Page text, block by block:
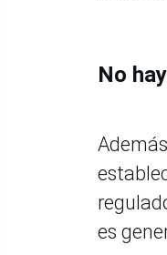
No
es